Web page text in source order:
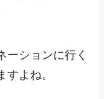
ーションに行く
よね。